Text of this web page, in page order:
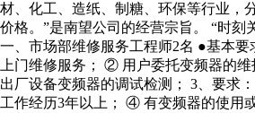
材、化工、造纸、制糖、环保等行业，
价格。”是南望公司的经营宗旨。 “时
一、市场部维修服务工程师2名 ●基本
上门维修服务； ② 用户委托变频器的
出厂设备变频器的调试检测； 3、要
工作经历3年以上； ④ 有变频器的使用